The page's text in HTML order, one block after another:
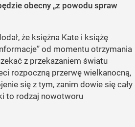
obecny „z powodu spraw
że księżna Kate i książę
od momentu otrzymania
z przekazaniem światu
rozpoczną przerwę wielkanocną,
się z tym, zanim dowie się cały
to rodzaj nowotworu